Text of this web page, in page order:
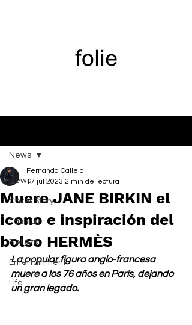
News
Cover Story
Fashion
Belleza
Entertainment
Life
News
Muere JANE BIRKIN el
icono e inspiración del
bolso HERMÈS
Fernanda Callejo
17 jul 2023 2 min de lectura
La popular figura anglo-francesa
muere a los 76 años en París, dejando
un gran legado.